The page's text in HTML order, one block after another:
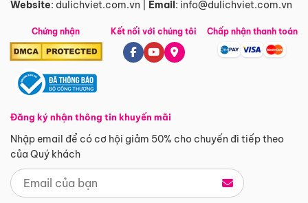
Website: dulichviet.com.vn Email: info@dulichviet.com.vn
Chứng nhận
Đăng ký nhận thông tin khuyến mãi
Nhập email để có cơ hội giảm 50% cho chuyến đi tiếp theo
của Quý khách
Kết nối với chúng tôi Chấp nhận thanh toán